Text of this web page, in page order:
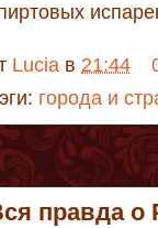
Lucia в 21:44
города и
правда о